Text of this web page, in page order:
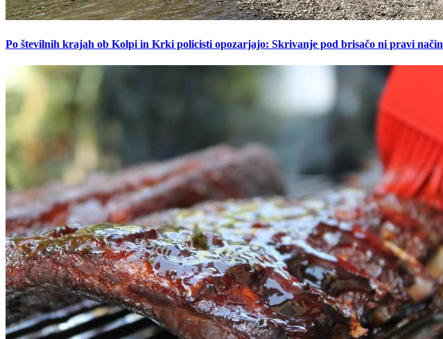
Po številnih krajah ob Kolpi in Krki policisti opozarjajo: Skrivanje pod brisačo ni pravi način